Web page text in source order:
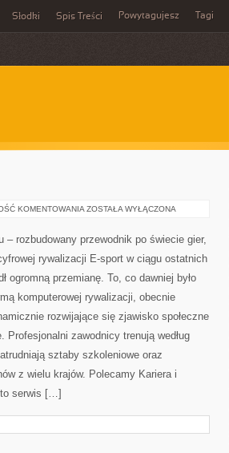
Słodki Spis Treści Powytagujesz Tagi
KOMENTOWANIA PORADNIKI
ZOSTAŁA WYŁĄCZONA
– rozbudowany przewodnik po świecie gier,
rywalizacji E-sport w ciągu ostatnich
ogromną przemianę. To, co dawniej było
komputerowej rywalizacji, obecnie
rozwijające się zjawisko społeczne
Profesjonalni zawodnicy trenują według
sztaby szkoleniowe oraz
z wielu krajów. Polecamy Kariera i
to serwis […]